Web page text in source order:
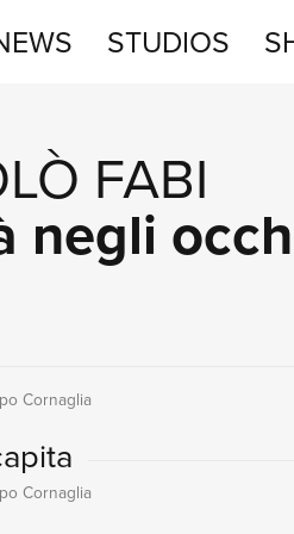
STUDIOS
FABI
negli
Cornaglia
Cornaglia